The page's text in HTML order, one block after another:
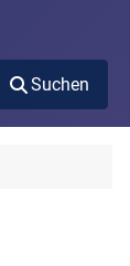
Suchen